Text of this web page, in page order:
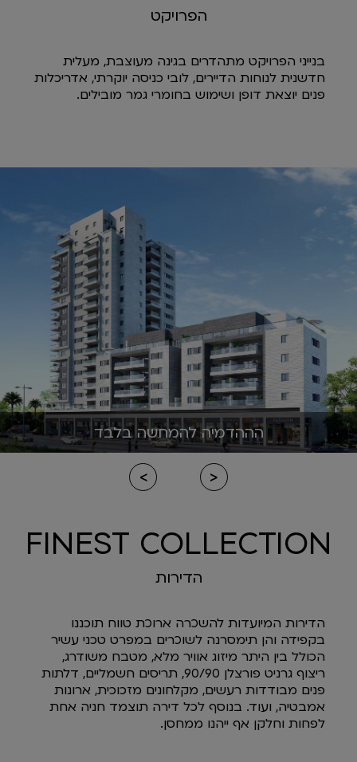
הפרויקט
בנייני הפרויקט מתהדרים בגינה מעוצבת, מעלית
חדשנית לנוחות הדיירים, לובי כניסה יוקרתי, אדריכלות
פנים יוצאת דופן ושימוש בחומרי גמר מובילים.
הההדמיה להמחשה בלבד
<
>
FINEST COLLECTION
הדירות
הדירות המיועדות להשכרה ארוכת טווח תוכננו
בקפידה והן תימסרנה לשוכרים במפרט טכני עשיר
הכולל בין היתר מיזוג אוויר מלא, מטבח משודרג,
ריצוף גרניט פורצלן 90/90, תריסים חשמליים, דלתות
פנים מבודדות רעשים, מקלחונים מזכוכית, ארונות
אמבטיה, ועוד. בנוסף לכל דירה תוצמד חניה אחת
לפחות וחלקן אף ייהנו ממחסן.